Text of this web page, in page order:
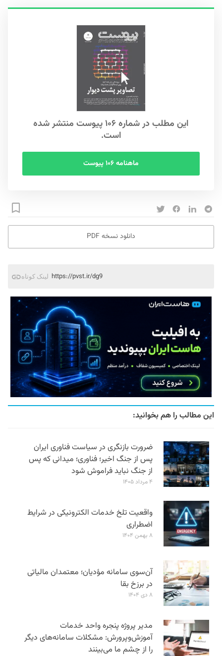
این مطلب در شماره ۱۰۶ پیوست منتشر شده
است.
ماهنامه ۱۰۶ پیوست
دانلود نسخه PDF
لینک کوتاه https://pvst.ir/dg9
این مطالب را هم بخوانید:
ضرورت بازنگری در سیاست فناوری ایران
پس از جنگ اخیر؛ فناوری؛ میدانی که پس
از جنگ نباید فراموش شود
۴ مرداد ۱۴۰۵
واقعیت تلخ خدمات الکترونیکی در شرایط
اضطراری
۸ بهمن ۱۴۰۴
آن‌سوی سامانه مؤدیان؛ معتمدان مالیاتی
در برزخ بقا
۸ دی ۱۴۰۴
مدیر پروژه پنجره واحد خدمات
آموزش‌و‌پرورش: مشکلات سامانه‌های دیگر
را از چشم ما می‌بینند